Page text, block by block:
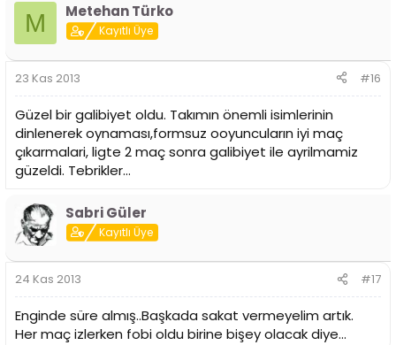
M Metehan Türko
Kayıtlı Üye
23 Kas 2013 #16
Güzel bir galibiyet oldu. Takımın önemli isimlerinin
dinlenerek oynaması,formsuz ooyuncuların iyi maç
çıkarmalari, ligte 2 maç sonra galibiyet ile ayrilmamiz
güzeldi. Tebrikler...
Sabri Güler
Kayıtlı Üye
24 Kas 2013 #17
Enginde süre almış..Başkada sakat vermeyelim artık.
Her maç izlerken fobi oldu birine bişey olacak diye...